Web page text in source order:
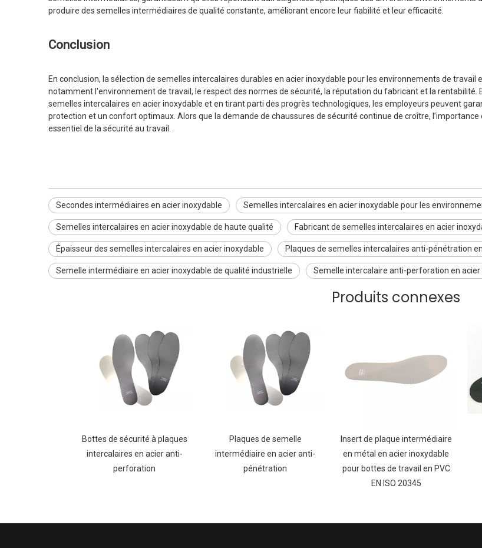
produire des semelles intermédiaires de qualité constante, améliorant encore leur fiabilité et leur efficacité.
Conclusion
En conclusion, la sélection de semelles intercalaires durables en acier inoxydable pour les environnements de
notamment l'environnement de travail, le respect des normes de sécurité, la réputation du fabricant et la
semelles intercalaires en acier inoxydable et en tirant parti des progrès technologiques, les employeurs peuvent
protection et un confort optimaux. Alors que la demande de chaussures de sécurité continue de croître,
essentiel de la sécurité au travail.
Secondes intermédiaires en acier inoxydable Semelles intercalaires en acier inoxydable pour les
Semelles intercalaires en acier inoxydable de haute qualité Fabricant de semelles intercalaires en acier
Épaisseur des semelles intercalaires en acier inoxydable Plaques de semelles intercalaires anti-pénétration
Semelle intermédiaire en acier inoxydable de qualité industrielle Semelle intercalaire anti-perforation en acier
Produits connexes
Bottes de sécurité à plaques
intercalaires en acier anti-
perforation
Plaques de semelle
intermédiaire en acier anti-
pénétration
Insert de plaque intermédiaire
en métal en acier inoxydable
pour bottes de travail en PVC
EN ISO 20345